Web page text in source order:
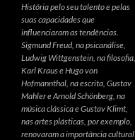
História pelo seu talento e pelas
suas capacidades que
influenciaram as tendências.
Sigmund Freud, na psicanálise,
Ludwig Wittgenstein, na filosofia,
Karl Kraus e Hugo von
Hofmannthal, na escrita, Gustav
Mahler e Arnold Schönberg, na
música clássica e Gustav Klimt,
nas artes plásticas, por exemplo,
renovaram a importância cultural